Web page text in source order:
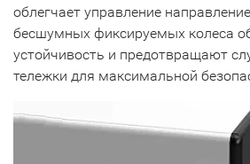
облегчает управление
бесшумных фиксируемых колеса
устойчивость и предотвращают
тележки для максимальной